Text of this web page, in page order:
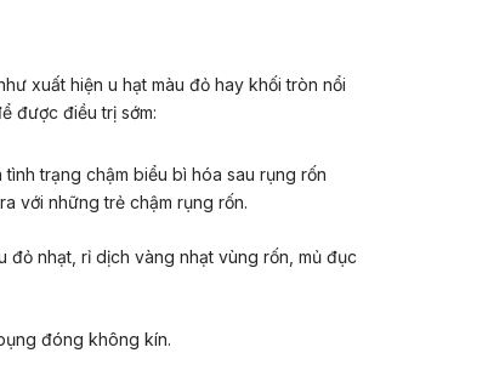
xuất hiện u hạt màu đỏ hay khối tròn nổi
được điều trị sớm:
tình trạng chậm biểu bì hóa sau rụng rốn
với những trẻ chậm rụng rốn.
đỏ nhạt, rỉ dịch vàng nhạt vùng rốn, mủ đục
đóng không kín.